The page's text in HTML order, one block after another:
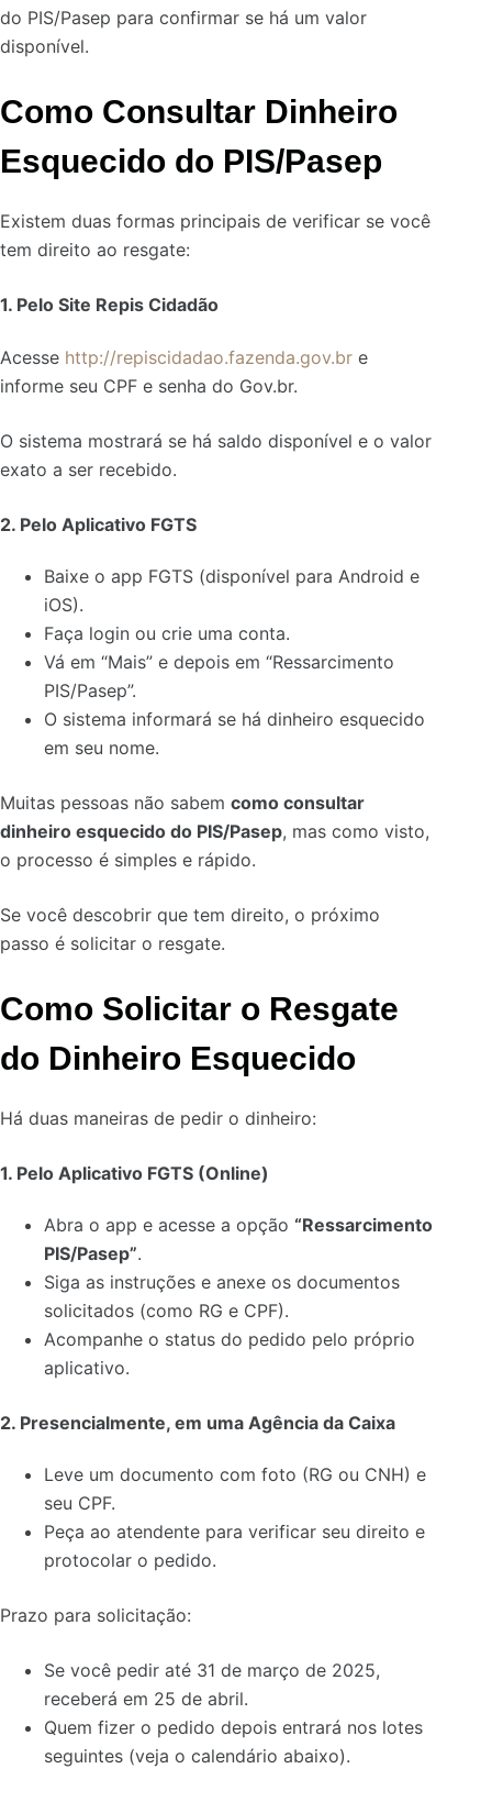
do PIS/Pasep para confirmar se há um valor
disponível.
Como Consultar Dinheiro
Esquecido do PIS/Pasep
Existem duas formas principais de verificar se você
tem direito ao resgate:
1. Pelo Site Repis Cidadão
Acesse http://repiscidadao.fazenda.gov.br e
informe seu CPF e senha do Gov.br.
O sistema mostrará se há saldo disponível e o valor
exato a ser recebido.
2. Pelo Aplicativo FGTS
Baixe o app FGTS (disponível para Android e
iOS).
Faça login ou crie uma conta.
Vá em “Mais” e depois em “Ressarcimento
PIS/Pasep”.
O sistema informará se há dinheiro esquecido
em seu nome.
Muitas pessoas não sabem como consultar
dinheiro esquecido do PIS/Pasep, mas como visto,
o processo é simples e rápido.
Se você descobrir que tem direito, o próximo
passo é solicitar o resgate.
Como Solicitar o Resgate
do Dinheiro Esquecido
Há duas maneiras de pedir o dinheiro:
1. Pelo Aplicativo FGTS (Online)
Abra o app e acesse a opção “Ressarcimento
PIS/Pasep”.
Siga as instruções e anexe os documentos
solicitados (como RG e CPF).
Acompanhe o status do pedido pelo próprio
aplicativo.
2. Presencialmente, em uma Agência da Caixa
Leve um documento com foto (RG ou CNH) e
seu CPF.
Peça ao atendente para verificar seu direito e
protocolar o pedido.
Prazo para solicitação:
Se você pedir até 31 de março de 2025,
receberá em 25 de abril.
Quem fizer o pedido depois entrará nos lotes
seguintes (veja o calendário abaixo).